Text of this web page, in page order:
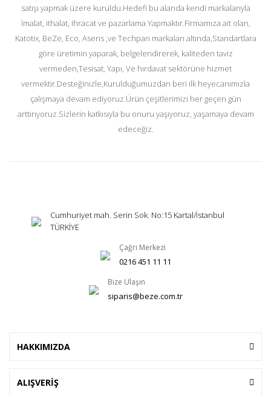
satışı yapmak üzere kuruldu.Hedefi bu alanda kendi markalarıyla
İmalat, ithalat, ihracat ve pazarlama Yapmaktır.Firmamıza ait olan,
Katotix, BeZe, Eco, Asens ,ve Techpan markaları altında,Standartlara
göre üretimin yaparak, belgelendirerek, kaliteden taviz
vermeden,Tesisat, Yapı, Ve hırdavat sektörüne hizmet
vermektir.Desteğinizle,Kurulduğumuzdan beri ilk heyecanımızla
çalışmaya devam ediyoruz.Ürün çeşitlerimizi her geçen gün
arttırıyoruz.Sizlerin katkısıyla bu onuru yaşıyoruz, yaşamaya devam
edeceğiz.
Cumhuriyet mah. Serin Sok. No:15 Kartal/İstanbul
TÜRKİYE
Çağrı Merkezi
0216 451 11 11
Bize Ulaşın
siparis@beze.com.tr
HAKKIMIZDA
ALIŞVERİŞ